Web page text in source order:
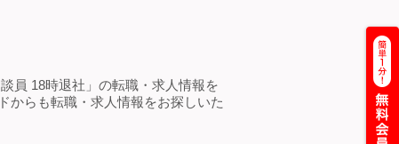
員 18時退社」の転職・求人情報を
からも転職・求人情報をお探しいた